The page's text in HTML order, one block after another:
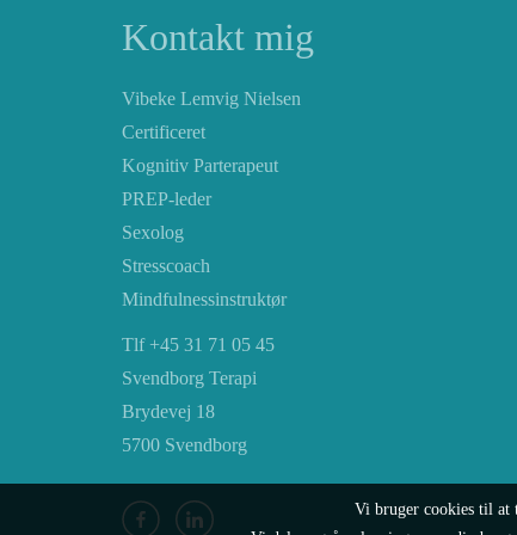
Kontakt mig
Vibeke Lemvig Nielsen
Certificeret
Kognitiv Parterapeut
PREP-leder
Sexolog
Stresscoach
Mindfulnessinstruktør
Tlf +45 31 71 05 45
Svendborg Terapi
Brydevej 18
5700 Svendborg
Vi bruger cookies til at